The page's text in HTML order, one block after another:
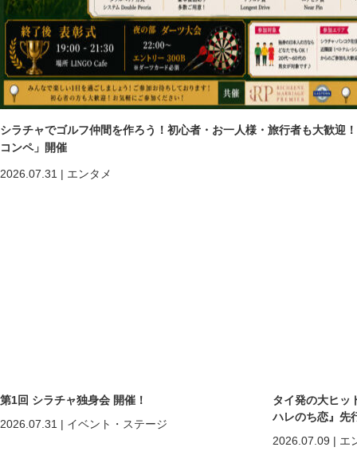
シラチャでゴルフ仲間を作ろう！初心者・お一人様・旅行者も大歓迎
コンペ」開催
2026.07.31 | エンタメ
第1回 シラチャ独身会 開催！
2026.07.31 | イベント・ステージ
タイ発の大ヒッ
ハレのち恋』先
2026.07.09 | エ